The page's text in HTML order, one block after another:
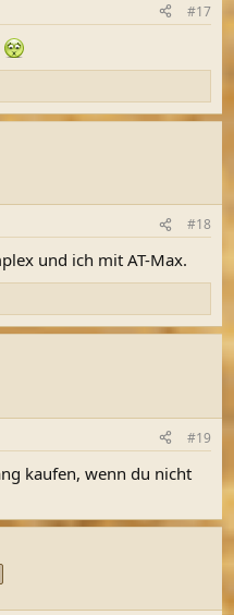
#17
#18
und ich mit AT-Max.
#19
kaufen, wenn du nicht